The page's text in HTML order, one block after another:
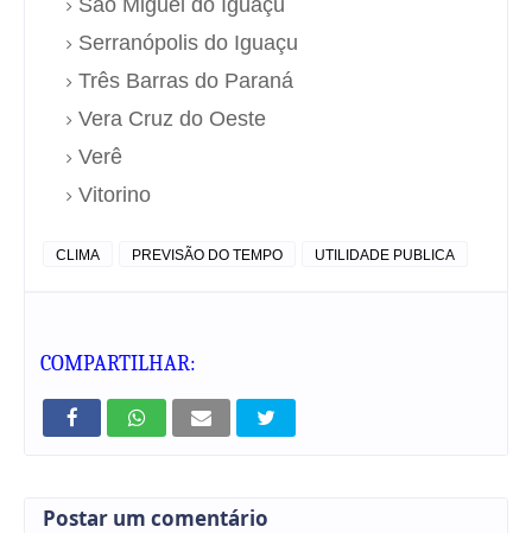
Serranópolis do Iguaçu
Três Barras do Paraná
Vera Cruz do Oeste
Verê
Vitorino
CLIMA PREVISÃO DO TEMPO UTILIDADE PUBLICA
COMPARTILHAR:
Postar um comentário